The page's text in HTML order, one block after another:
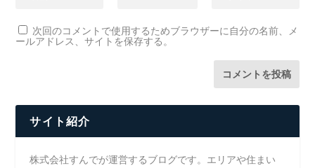
次回のコメントで使用するためブラウザーに自分の名前、メ
ールアドレス、サイトを保存する。
サイト紹介
株式会社すんでが運営するブログです。エリアや住まい